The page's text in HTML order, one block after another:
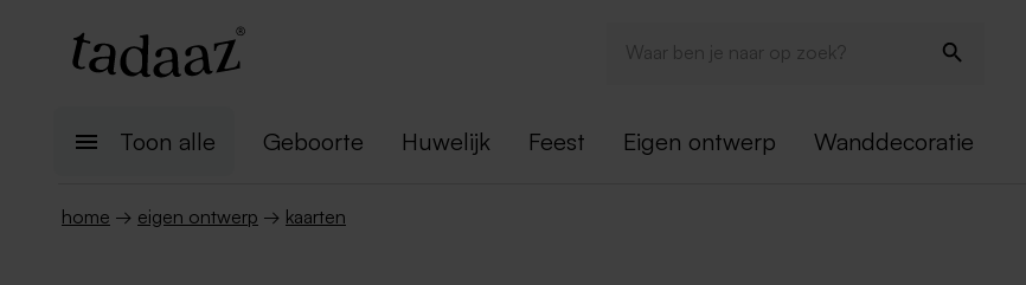
Toon alle Geboorte Huwelijk Feest Eigen ontwerp Wanddecoratie
home → eigen ontwerp → kaarten